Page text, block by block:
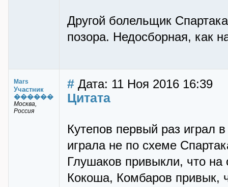
Другой болельщик
позора. Недосборная, как
Mars
Участник
������
Москва,
Россия
# Дата: 11 Ноя 2016 16:39
Цитата
Кутепов первый раз играл
играла не по схеме
Глушаков привыкли, что
Кокоша, Комбаров привык,